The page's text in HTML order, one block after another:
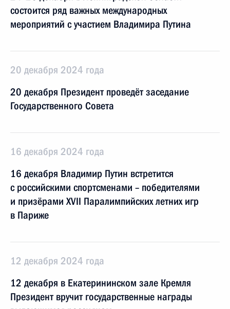
состоится ряд важных международных
мероприятий с участием Владимира Путина
20 декабря 2024 года
20 декабря Президент проведёт заседание
Государственного Cовета
16 декабря 2024 года
16 декабря Владимир Путин встретится
с российскими спортсменами – победителями
и призёрами XVII Паралимпийских летних игр
в Париже
12 декабря 2024 года
12 декабря в Екатерининском зале Кремля
Президент вручит государственные награды